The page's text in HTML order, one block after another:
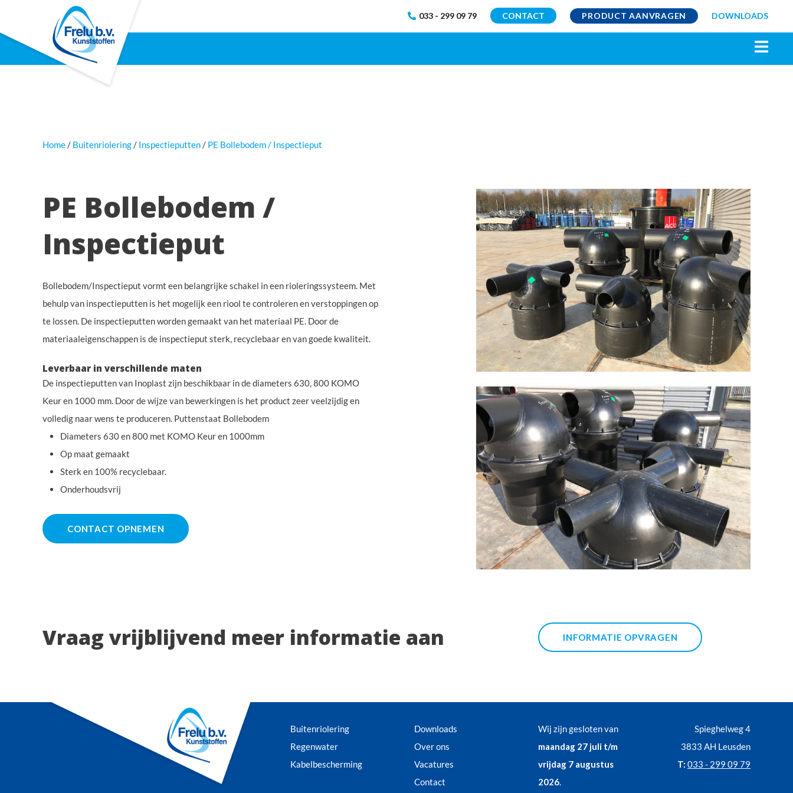
033 - 299 09 79 CONTACT PRODUCT AANVRAGEN DOWNLOADS
Home Buitenriolering Inspectieputten PE Bollebodem / Inspectieput
PE Bollebodem /
Inspectieput
Bollebodem/Inspectieput vormt een belangrijke schakel in een rioleringssysteem. Met
behulp van inspectieputten is het mogelijk een riool te controleren en verstoppingen op
te lossen. De inspectieputten worden gemaakt van het materiaal PE. Door de
materiaaleigenschappen is de inspectieput sterk, recyclebaar en van goede kwaliteit.
Leverbaar in verschillende maten
De inspectieputten van Inoplast zijn beschikbaar in de diameters 630, 800 KOMO
Keur en 1000 mm. Door de wijze van bewerkingen is het product zeer veelzijdig en
volledig naar wens te produceren. Puttenstaat Bollebodem
Diameters 630 en 800 met KOMO Keur en 1000mm
Op maat gemaakt
Sterk en 100% recyclebaar.
Onderhoudsvrij
CONTACT OPNEMEN
Vraag vrijblijvend meer informatie aan INFORMATIE OPVRAGEN
Buitenriolering
Regenwater
Kabelbescherming
Downloads
Over ons
Vacatures
Contact
Wij zijn gesloten van
maandag 27 juli t/m
vrijdag 7 augustus
2026.
Spieghelweg 4
3833 AH Leusden
T: 033 - 299 09 79